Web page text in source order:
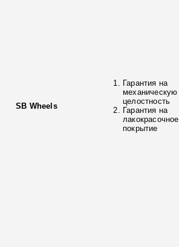
SB Wheels
Гарантия на
механическую
целостность
Гарантия на
лакокрасочное
покрытие